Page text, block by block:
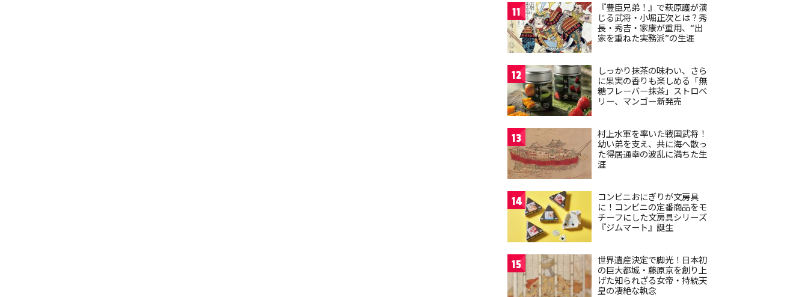
11
『豊臣兄弟！』で萩原護が演
じる武将・小堀正次とは？秀
長・秀吉・家康が重用、“出
家を重ねた実務派”の生涯
12
しっかり抹茶の味わい、さら
に果実の香りも楽しめる「無
糖フレーバー抹茶」ストロベ
リー、マンゴー新発売
13
村上水軍を率いた戦国武将！
幼い弟を支え、共に海へ散っ
た得居通幸の波乱に満ちた生
涯
14
コンビニおにぎりが文房具
に！コンビニの定番商品をモ
チーフにした文房具シリーズ
『ジムマート』誕生
15
世界遺産決定で脚光！日本初
の巨大都城・藤原京を創り上
げた知られざる女帝・持統天
皇の凄絶な執念